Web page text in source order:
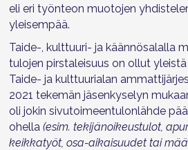
eli eri työnteon muotojen
yleisempää.
Taide-, kulttuuri- ja käännösalalla
tulojen pirstaleisuus on ollut yleistä
Taide- ja kulttuurialan
2021 tekemän jäsenkyselyn
oli jokin sivutoimeentulonlähde
ohella (esim. tekijänoikeustulot,
keikkatyöt, osa-aikaisuudet tai